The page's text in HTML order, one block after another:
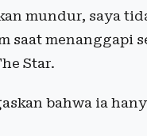
mundur, saya
saat menanggapi
Star.
bahwa ia